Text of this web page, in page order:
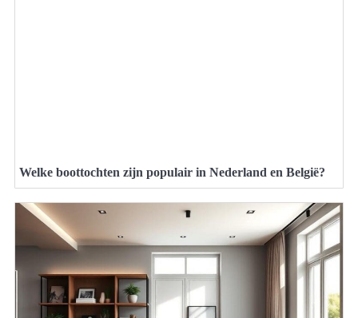
Welke boottochten zijn populair in Nederland en België?